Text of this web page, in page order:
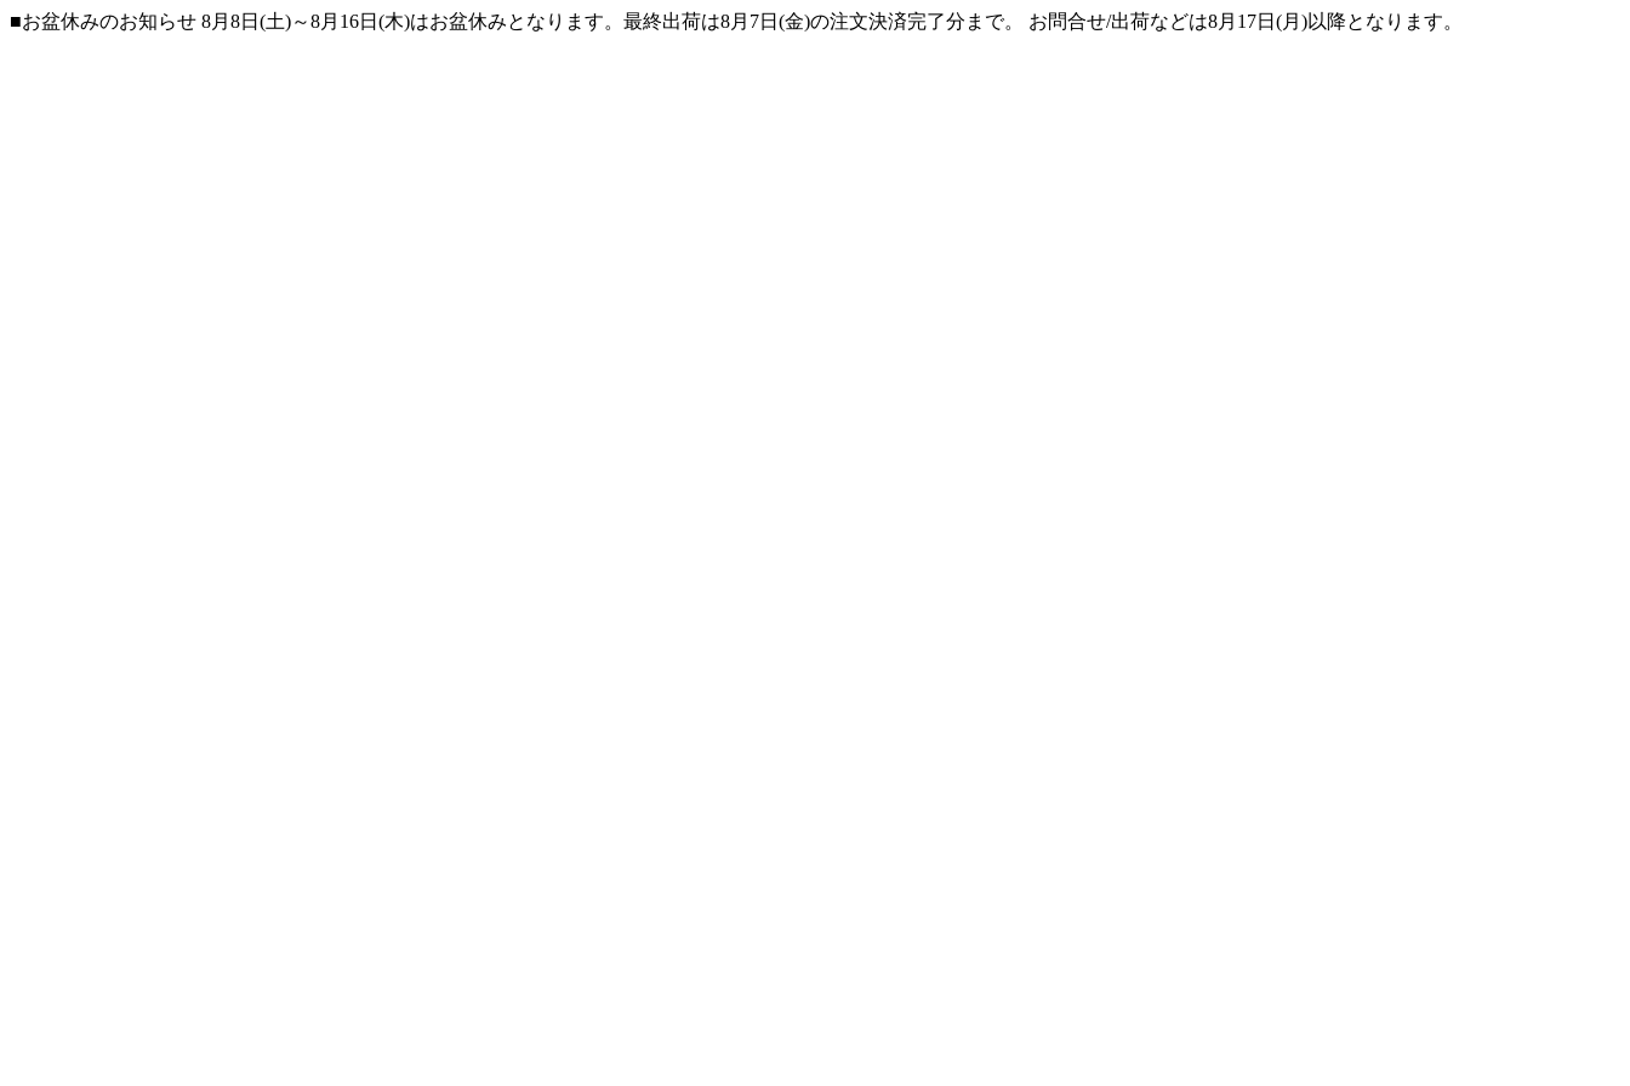
■お盆休みのお知らせ 8月8日(土)～8月16日(木)はお盆休みとなります。最終出荷は8月7日(金)の注文決済完了分まで。 お問合せ/出荷などは8月17日(月)以降となります。